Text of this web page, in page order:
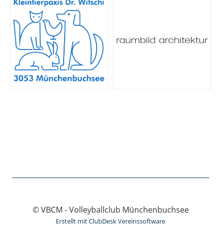
© VBCM - Volleyballclub Münchenbuchsee
Erstellt mit ClubDesk Vereinssoftware